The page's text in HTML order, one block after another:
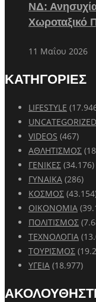
ΝΔ:
Χωροταξικό
11 Μαΐου 2026
ΚΑΤΗΓΟΡΙΕΣ
LIFESTYLE
UNCATEGORIZED
VIDEOS (467)
ΑΘΛΗΤΙΣΜΟΣ
ΓΕΝΙΚΕΣ (34.176)
ΓΥΝΑΙΚΑ (286)
ΚΟΣΜΟΣ
ΟΙΚΟΝΟΜΙΑ
ΠΟΛΙΤΙΣΜΟΣ
ΤΕΧΝΟΛΟΓΙΑ
ΤΟΥΡΙΣΜΟΣ
ΥΓΕΙΑ (18.977)